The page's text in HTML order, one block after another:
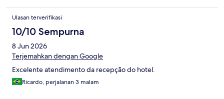
Ulasan terverifikasi
10/10 Sempurna
8 Jun 2026
Terjemahkan dengan Google
Excelente atendimento da recepção do hotel.
Ricardo, perjalanan 3 malam